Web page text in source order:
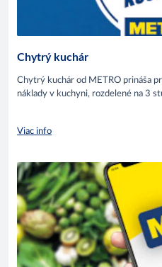
Chytrý kuchár
Chytrý kuchár od METRO prináša
náklady v kuchyni, rozdelené na 3
Viac info